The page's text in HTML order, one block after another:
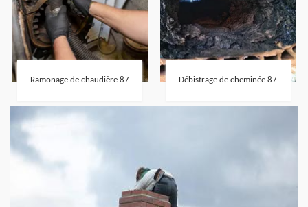
Ramonage de chaudière 87 Débistrage de cheminée 87